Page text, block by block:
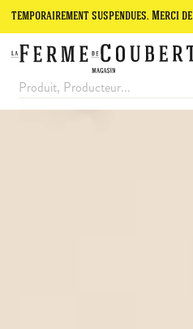
Merci de votre compréhension.